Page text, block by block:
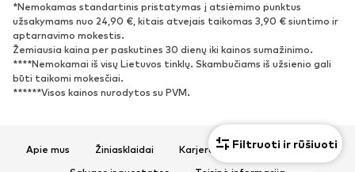
Filtruoti ir rūšiuoti
BATAI
Naujienos
Sportbačiai
Aulinukai
Batai su kulniukais
Auliniai batai
Balerinos
Įsispiriami bateliai
Šlepetės
*Nemokamas standartinis pristatymas į atsiėmimo punktus
užsakymams nuo 24,90 €, kitais atvejais taikomas 3,90 € siuntimo ir
aptarnavimo mokestis.
Žemiausia kaina per paskutines 30 dienų iki kainos sumažinimo.
****Nemokamai iš visų Lietuvos tinklų. Skambučiams iš užsienio gali
būti taikomi mokesčiai.
******Visos kainos nurodytos su PVM.
Apie mus Žiniasklaidai Karjera
Privatumo politika